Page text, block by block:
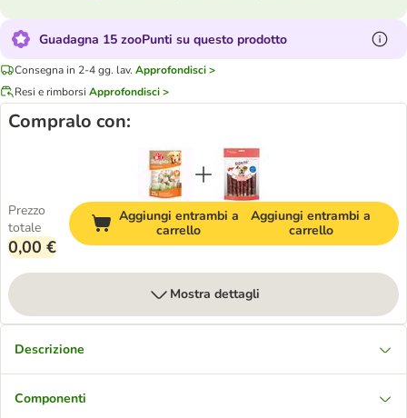
Guadagna 15 zooPunti su questo prodotto
Consegna in 2-4 gg. lav. Approfondisci >
Resi e rimborsi Approfondisci >
Compralo con:
Prezzo
totale
0,00 €
Aggiungi entrambi a
carrello
Aggiungi entrambi a
carrello
Mostra dettagli
Descrizione
Componenti